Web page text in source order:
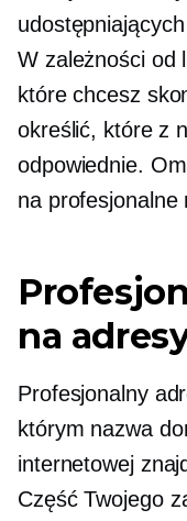
W zależności od
które chcesz
określić, które z
odpowiednie.
na profesjonalne
na
Profesjonalny
którym nazwa
internetowej
Część Twojego